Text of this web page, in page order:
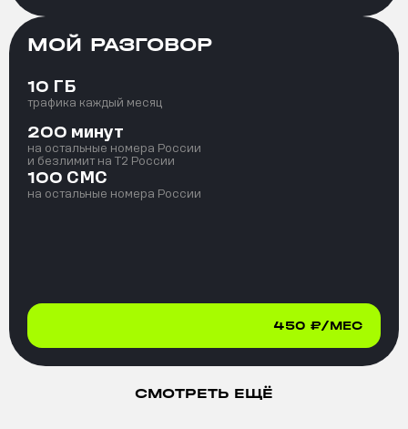
МОЙ РАЗГОВОР
10 ГБ
трафика каждый месяц
200 минут
на остальные номера России
и безлимит на T2 России
100 СМС
на остальные номера России
450 ₽/МЕС
СМОТРЕТЬ ЕЩЁ